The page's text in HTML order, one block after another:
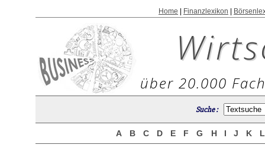
Home Finanzlexikon
über 20.000
Suche :
A B C D E F G H I J K